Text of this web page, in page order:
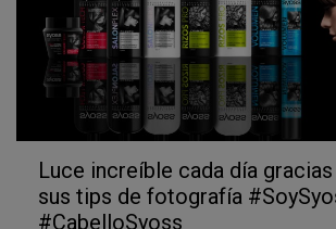
Luce increíble cada día gracias
sus tips de fotografía
#CabelloSyoss